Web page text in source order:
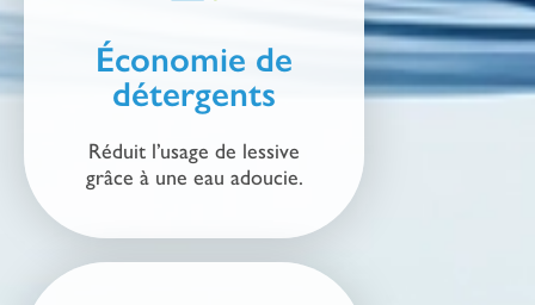
Économie de
détergents
Réduit l’usage de lessive
grâce à une eau adoucie.